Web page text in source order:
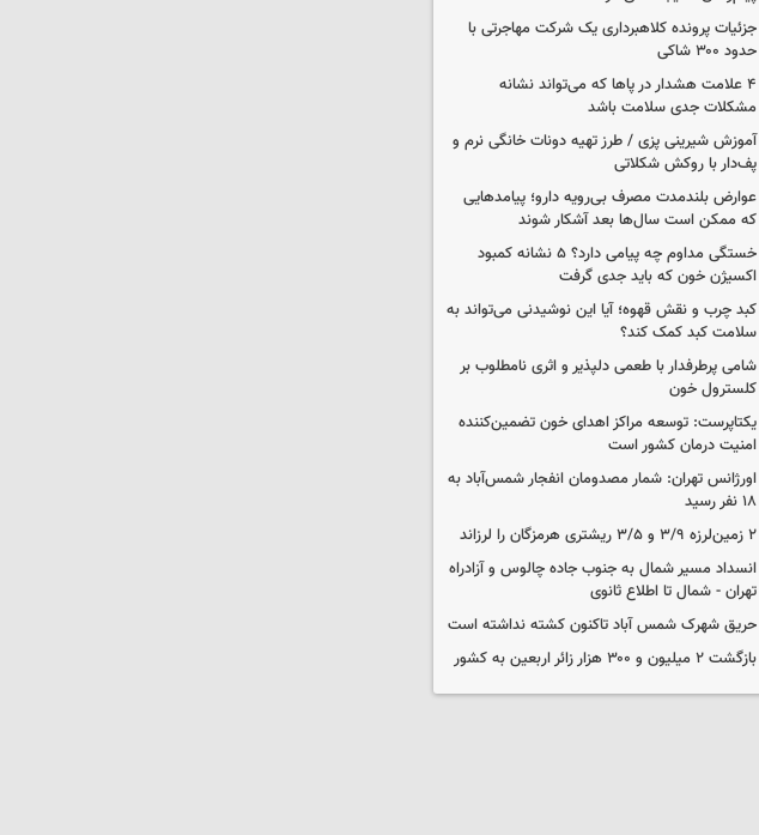
جزئیات پرونده کلاهبرداری یک شرکت مهاجرتی با
حدود ۳۰۰ شاکی
۴ علامت هشدار در پاها که می‌تواند نشانه
مشکلات جدی سلامت باشد
آموزش شیرینی پزی / طرز تهیه دونات خانگی نرم و
پف‌دار با روکش شکلاتی
عوارض بلندمدت مصرف بی‌رویه دارو؛ پیامدهایی
که ممکن است سال‌ها بعد آشکار شوند
خستگی مداوم چه پیامی دارد؟ ۵ نشانه کمبود
اکسیژن خون که باید جدی گرفت
کبد چرب و نقش قهوه؛ آیا این نوشیدنی می‌تواند به
سلامت کبد کمک کند؟
شامی پرطرفدار با طعمی دلپذیر و اثری نامطلوب بر
کلسترول خون
یکتاپرست: توسعه مراکز اهدای خون تضمین‌کننده
امنیت درمان کشور است
اورژانس تهران: شمار مصدومان انفجار شمس‌آباد به
۱۸ نفر رسید
۲ زمین‌لرزه ۳/۹ و ۳/۵ ریشتری هرمزگان را لرزاند
انسداد مسیر شمال به جنوب جاده چالوس و آزادراه
تهران - شمال تا اطلاع ثانوی
حریق شهرک شمس آباد تاکنون کشته نداشته است
بازگشت ۲ میلیون و ۳۰۰ هزار زائر اربعین به کشور